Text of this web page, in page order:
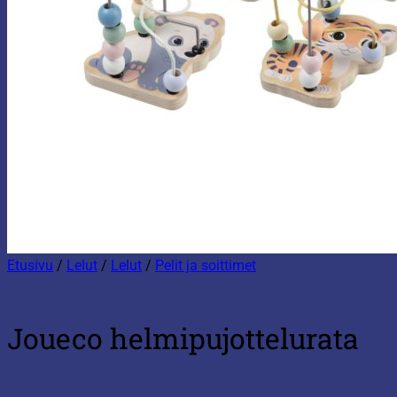
Etusivu / Lelut / Lelut / Pelit ja soittimet
Joueco helmipujottelurata